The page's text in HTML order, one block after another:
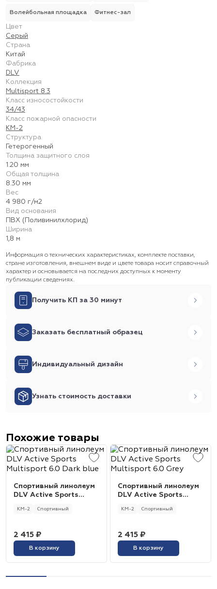
Волейбольная площадка Фитнес-зал
Цвет
Серый
Страна
Китай
Фабрика
DLV
Коллекция
Multisport 8.3
Класс износостойкости
34/43
Класс пожарной опасности
КМ-2
Структура
Гетерогенный
Толщина защитного слоя
1.20 мм
Общая толщина
8.30 мм
Вес
4 980 г/м2
Вид основания
ПВХ (Поливинилхлорид)
Ширина
1,8 м
Информация о технических характеристиках, комплекте поставки,
стране изготовления, внешнем виде и цвете товара носит справочный
характер и основывается на последних доступных к моменту
публикации сведениях.
Получить КП за 30 минут
Заказать бесплатный образец
Индивидуальный дизайн
Узнать стоимость доставки
Похожие товары
Спортивный линолеум
DLV Active Sports
КМ-2 Спортивный
2 415 ₽
В корзину
Спортивный линолеум
DLV Active Sports
КМ-2 Спортивный
2 415 ₽
В корзину